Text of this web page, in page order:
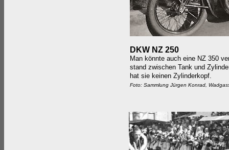
DKW NZ 250
Man könnte auch eine NZ 350
stand zwischen Tank und
hat sie keinen Zylinderkopf.
Foto: Sammlung Jürgen Konrad,